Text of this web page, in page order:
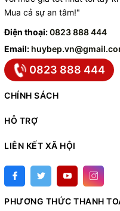
Mua cả sự an tâm!"
Điện thoại:0823 888 444
Email:
0823 888 444
CHÍNH SÁCH
HỖ TRỢ
LIÊN KẾT XÃ HỘI
PHƯƠNG THỨC THANH